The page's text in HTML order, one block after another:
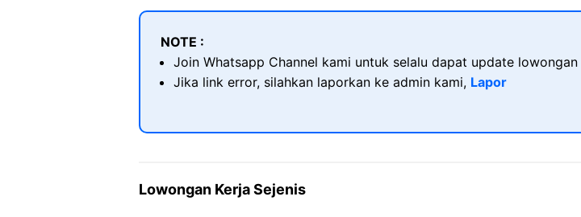
NOTE :
Join Whatsapp Channel kami untuk selalu dapat update lowongan
Jika link error, silahkan laporkan ke admin kami, Lapor
Lowongan Kerja Sejenis